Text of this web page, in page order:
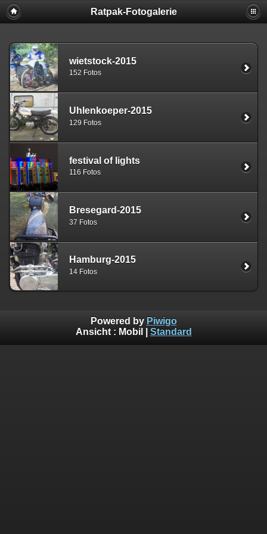
Ratpak-Fotogalerie
wietstock-2015
152 Fotos
Uhlenkoeper-2015
129 Fotos
festival of lights
116 Fotos
Bresegard-2015
37 Fotos
Hamburg-2015
14 Fotos
Powered by Piwigo
Ansicht : Mobil Standard